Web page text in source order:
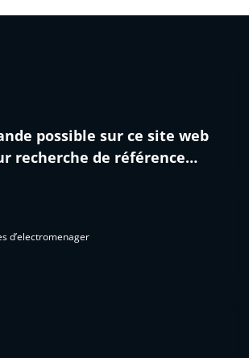
possible sur ce site web
recherche de référence…
d’electromenager